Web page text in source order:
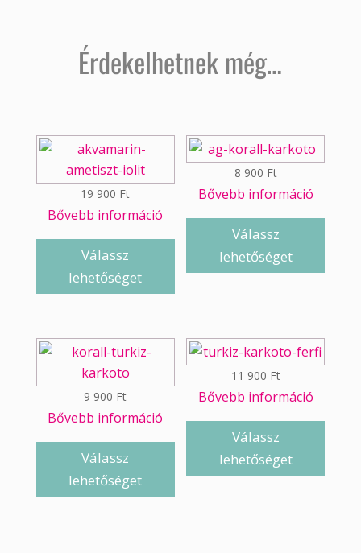
Érdekelhetnek még…
19 900 Ft
Bővebb információ
Válassz
lehetőséget
8 900 Ft
Bővebb információ
Válassz
lehetőséget
9 900 Ft
Bővebb információ
Válassz
lehetőséget
11 900 Ft
Bővebb információ
Válassz
lehetőséget